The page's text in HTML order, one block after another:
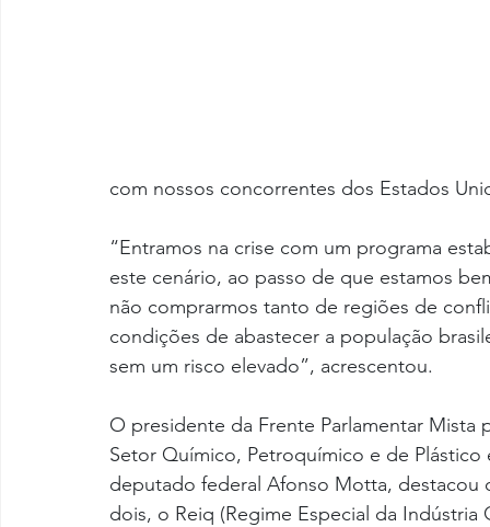
com nossos concorrentes dos Estados
“Entramos na crise com um programa
este cenário, ao passo de que estamos
não comprarmos tanto de regiões de
condições de abastecer a população
sem um risco elevado”, acrescentou.
O presidente da Frente Parlamentar
Setor Químico, Petroquímico e de
deputado federal Afonso Motta,
dois, o Reiq (Regime Especial da